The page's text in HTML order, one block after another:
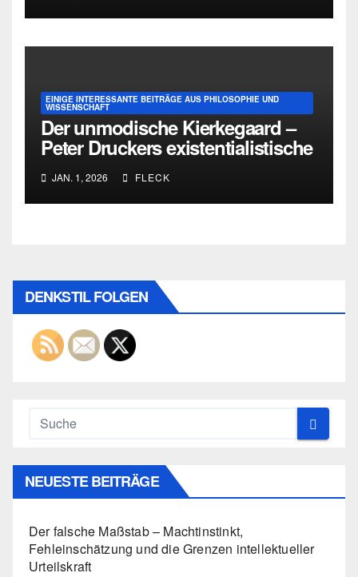
EINIGE INTERESSANTE BEITRÄGE AUS PHILOSOPHIE UND
WISSENSCHAFT
Der unmodische Kierkegaard –
Peter Druckers existentialistische
Intervention von 1933
JAN. 1, 2026 FLECK
DENKSTIL FOLGEN
NEUESTE BEITRÄGE
Der falsche Maßstab – Machtinstinkt,
Fehleinschätzung und die Grenzen intellektueller
Urteilskraft